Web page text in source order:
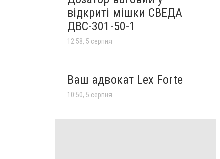
відкриті мішки СВЕДА
ДВС-301-50-1
12:58, 5 серпня
Ваш адвокат Lex Forte
10:50, 5 серпня